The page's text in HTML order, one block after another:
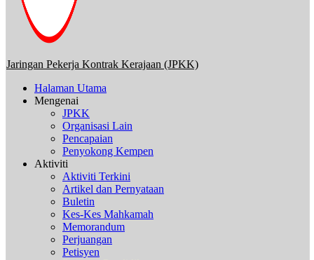
Jaringan Pekerja Kontrak Kerajaan (JPKK)
Halaman Utama
Mengenai
JPKK
Organisasi Lain
Pencapaian
Penyokong Kempen
Aktiviti
Aktiviti Terkini
Artikel dan Pernyataan
Buletin
Kes-Kes Mahkamah
Memorandum
Perjuangan
Petisyen